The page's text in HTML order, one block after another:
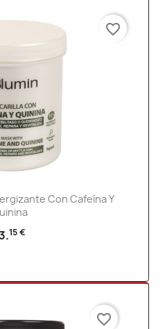
Con Cafeína Y
15 €
favorite_border
favorite_border